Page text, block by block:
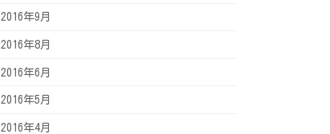
2016年9月
2016年8月
2016年6月
2016年5月
2016年4月